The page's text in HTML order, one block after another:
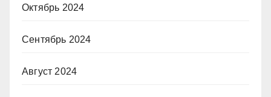
Октябрь 2024
Сентябрь 2024
Август 2024